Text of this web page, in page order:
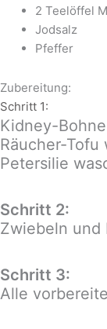
2 Teelöffel
Jodsalz
Pfeffer
Zubereitung:
Schritt 1:
Kidney-
Räucher-Tofu
Petersilie
Schritt 2:
Zwiebeln und
Schritt 3:
Alle